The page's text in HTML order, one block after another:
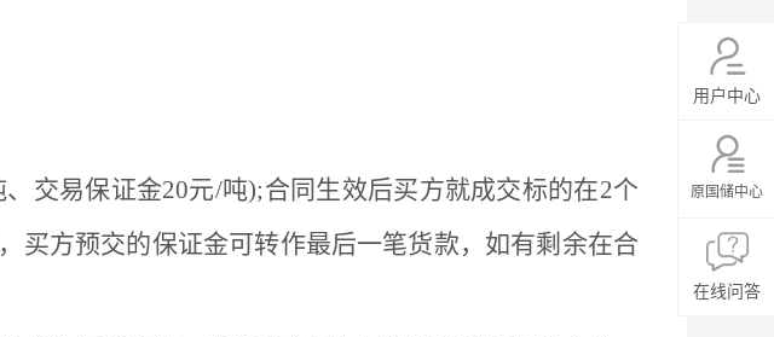
交易保证金20元/吨);合同生效后买方就成交标的在2个
买方预交的保证金可转作最后一笔货款，如有剩余在合
用户中心
原国储中心
在线问答